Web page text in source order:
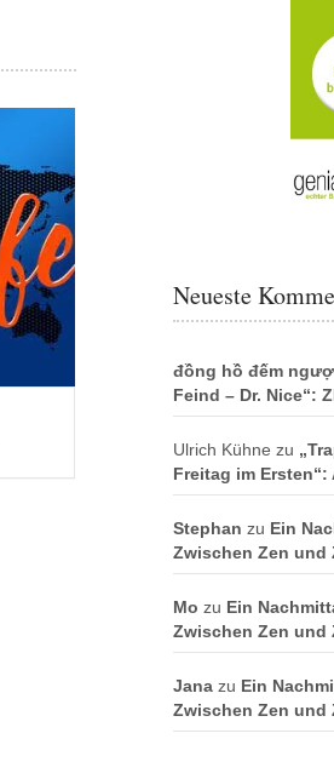
Neueste
đồng hồ đếm
Feind – Dr. Nice“:
Ulrich Kühne zu
Freitag im Ersten“:
Stephan zu Ein
Zwischen Zen und
Mo zu Ein
Zwischen Zen und
Jana zu Ein
Zwischen Zen und